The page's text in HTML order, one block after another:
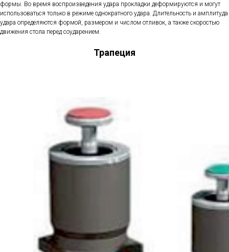
формы. Во время воспроизведения удара прокладки деформируются и могут
использоваться только в режиме однократного удара. Длительность и амплитуда
удара определяются формой, размером и числом отливок, а также скоростью
движения стола перед соударением.
Трапеция